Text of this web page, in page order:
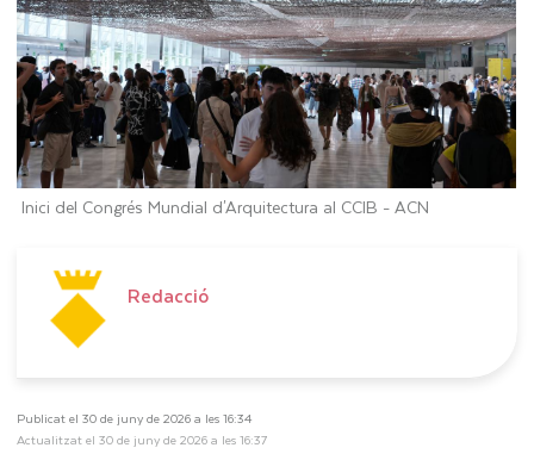
Inici del Congrés Mundial d'Arquitectura al CCIB -ACN
Redacció
Publicat el 30 de juny de 2026 a les 16:34
Actualitzat el 30 de juny de 2026 a les 16:37